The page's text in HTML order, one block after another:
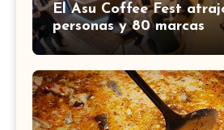
El Asu Coffee Fest
personas y 80 marcas